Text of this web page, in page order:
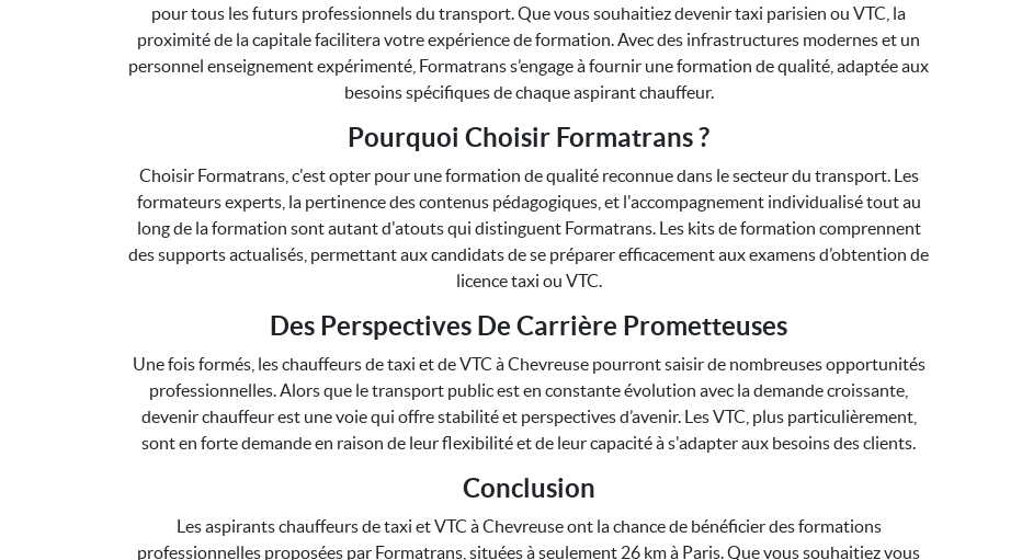
pour tous les futurs professionnels du transport. Que vous souhaitiez devenir taxi parisien ou VTC, la
proximité de la capitale facilitera votre expérience de formation. Avec des infrastructures modernes et un
personnel enseignement expérimenté, Formatrans s’engage à fournir une formation de qualité, adaptée aux
besoins spécifiques de chaque aspirant chauffeur.
Pourquoi Choisir Formatrans ?
Choisir Formatrans, c'est opter pour une formation de qualité reconnue dans le secteur du transport. Les
formateurs experts, la pertinence des contenus pédagogiques, et l'accompagnement individualisé tout au
long de la formation sont autant d'atouts qui distinguent Formatrans. Les kits de formation comprennent
des supports actualisés, permettant aux candidats de se préparer efficacement aux examens d’obtention de
licence taxi ou VTC.
Des Perspectives De Carrière Prometteuses
Une fois formés, les chauffeurs de taxi et de VTC à Chevreuse pourront saisir de nombreuses opportunités
professionnelles. Alors que le transport public est en constante évolution avec la demande croissante,
devenir chauffeur est une voie qui offre stabilité et perspectives d’avenir. Les VTC, plus particulièrement,
sont en forte demande en raison de leur flexibilité et de leur capacité à s'adapter aux besoins des clients.
Conclusion
Les aspirants chauffeurs de taxi et VTC à Chevreuse ont la chance de bénéficier des formations
professionnelles proposées par Formatrans, situées à seulement 26 km à Paris. Que vous souhaitiez vous